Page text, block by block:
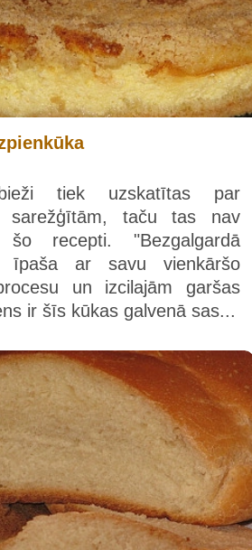
bieži tiek uzskatītas par
sarežģītām, taču tas nav
recepti. "Bezgalgardā
īpaša ar savu vienkāršo
un izcilajām garšas
ir šīs kūkas galvenā sas...